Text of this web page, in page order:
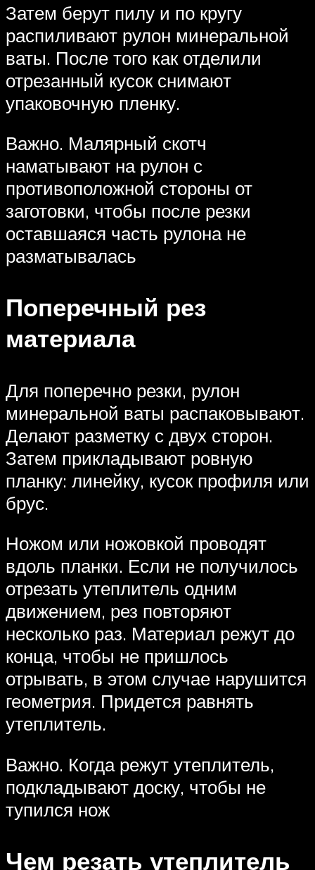
Затем берут пилу и по кругу
распиливают рулон минеральной
ваты. После того как отделили
отрезанный кусок снимают
упаковочную пленку.
Важно. Малярный скотч
наматывают на рулон с
противоположной стороны от
заготовки, чтобы после резки
оставшаяся часть рулона не
разматывалась
Поперечный рез
материала
Для поперечно резки, рулон
минеральной ваты распаковывают.
Делают разметку с двух сторон.
Затем прикладывают ровную
планку: линейку, кусок профиля или
брус.
Ножом или ножовкой проводят
вдоль планки. Если не получилось
отрезать утеплитель одним
движением, рез повторяют
несколько раз. Материал режут до
конца, чтобы не пришлось
отрывать, в этом случае нарушится
геометрия. Придется равнять
утеплитель.
Важно. Когда режут утеплитель,
подкладывают доску, чтобы не
тупился нож
Чем резать утеплитель